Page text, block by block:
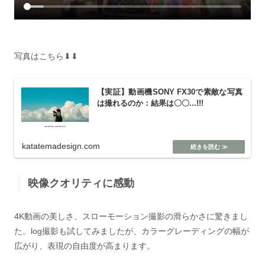
写真はこちら⬇︎⬇︎
【実証】動画機SONY FX30で素敵な写真
は撮れるのか：結果は〇〇...!!!
katatemadesign.com
映像クオリティに感動
4K動画の美しさ、スローモーション撮影の滑らかさに驚きまし
た。log撮影も試してみましたが、カラーグレーディングの幅が
広がり、表現の自由度が高まります。